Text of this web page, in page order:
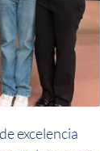
excelencia